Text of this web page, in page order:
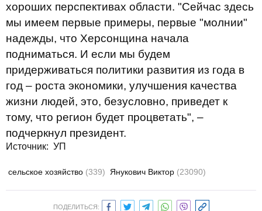
хороших перспективах области. "Сейчас здесь
мы имеем первые примеры, первые "молнии"
надежды, что Херсонщина начала
подниматься. И если мы будем
придерживаться политики развития из года в
год – роста экономики, улучшения качества
жизни людей, это, безусловно, приведет к
тому, что регион будет процветать", –
подчеркнул президент.
Источник: УП
сельское хозяйство (339) Янукович Виктор (23090)
ПОДЕЛИТЬСЯ: